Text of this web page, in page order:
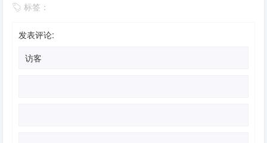
标签：
发表评论: